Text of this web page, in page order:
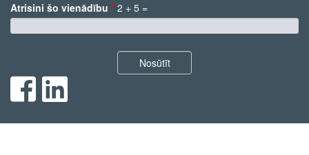
*
Atrisini šo vienādību * 2 + 5 =
Nosūtīt